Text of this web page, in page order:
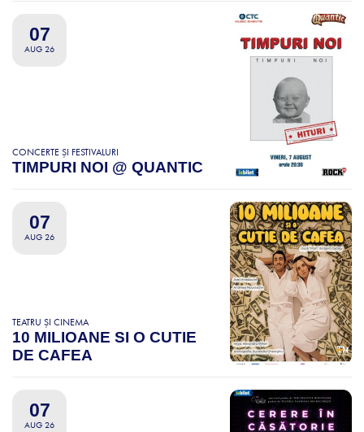
07
AUG 26
CONCERTE ȘI FESTIVALURI
TIMPURI NOI @ QUANTIC
07
AUG 26
TEATRU ȘI CINEMA
10 MILIOANE SI O CUTIE
DE CAFEA
07
AUG 26